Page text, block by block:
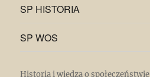
SP HISTORIA
SP WOS
Historia i wiedza o społeczeństwie